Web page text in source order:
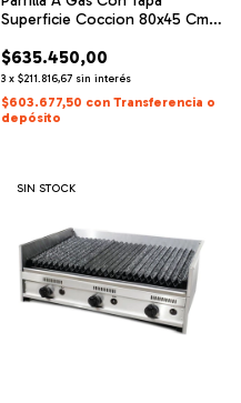
Superficie Coccion 80x45 Cm
$635.450,00
3 x $211.816,67 sin interés
$603.677,50 con Transferencia o
depósito
SIN STOCK